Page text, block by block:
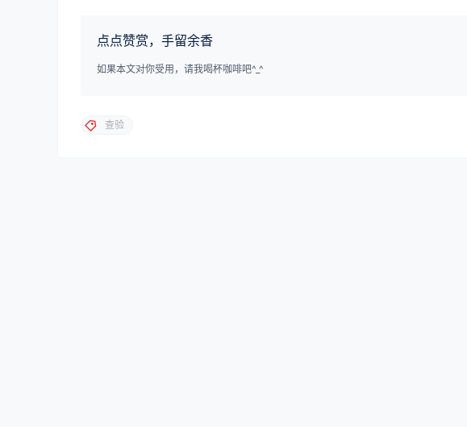
点点赞赏，手留余香
如果本文对你受用，请我喝杯咖啡吧^_^
查验